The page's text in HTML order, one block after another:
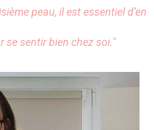
peau, il est essentiel d’en
se sentir bien chez soi."